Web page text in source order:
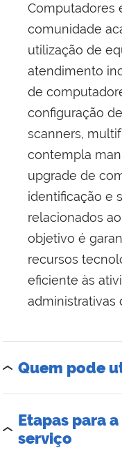
Computadores
comunidade
utilização de
atendimento
de
configuração
scanners,
contempla
upgrade de
identificação e
relacionados
objetivo é
recursos
eficiente às
administrativas
Quem pode
Etapas para
serviço